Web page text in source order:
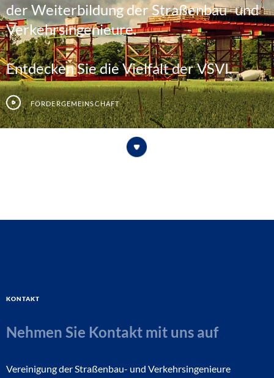
der Weiterbildung der Straßenbau- und
Verkehrsingenieure.
Entdecken Sie die Vielfalt der VSVI.
Fördergemeinschaft
Kontakt
Nehmen Sie Kontakt mit uns auf
Vereinigung der Straßenbau- und Verkehrsingenieure